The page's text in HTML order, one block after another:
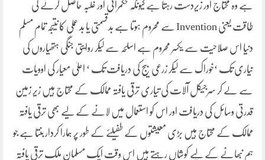
ہے وہ محتاج اور زیردست رہتا ہے کیونکہ حکمرانی اور غلبہ حاصل کرنے کی
طاقت یعنی Invention سے محروم ہوتا ہے بدقسمتی یا بد عملی کا نتیجہ تمام مسلم
دنیا اس صلاحیت سے یکسر محروم ہے اسلحہ سے لیکر روایتی جنگی ہتھیاروں کی
تیاری تک ‘خوراک سے لیکر زرعی بیج کی دریافت تک ‘ اعلیٰ معیار کی اوویات
سے لے کر سرجیکل آلات کی تیاری ترقی یافتہ ممالک کے محتاج ہیں زیر زمین
قدرتی وسائل کی دریافت اور اس کو استعمال میں لانے کے لیے بھی ترقی یافتہ
ممالک کے محتاج ہیں بڑی معیشتوں کے طفیلئے کے طور پر ہمارا کردار بنتا ہے جو
ہم نبھانے کے لیے کوشاں رہتے ہیں اس وقت ایک مسلمان ملک ترقی یافتہ